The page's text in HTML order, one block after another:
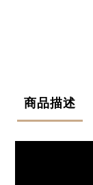
商品描述